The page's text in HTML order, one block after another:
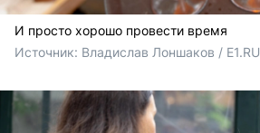
И просто хорошо провести время
Источник: Владислав Лоншаков / E1.RU